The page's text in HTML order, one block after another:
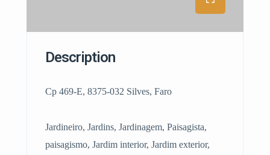
Description
Cp 469-E, 8375-032 Silves, Faro
Jardineiro, Jardins, Jardinagem, Paisagista,
paisagismo, Jardim interior, Jardim exterior,